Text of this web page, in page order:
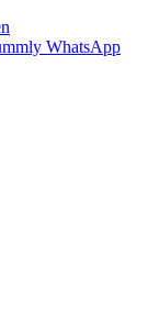
WhatsApp